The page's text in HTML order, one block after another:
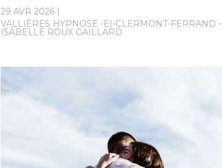
29 AVR 2026
VALLIÈRES HYPNOSE -EI-CLERMONT-FERRAND -
ISABELLE ROUX GAILLARD